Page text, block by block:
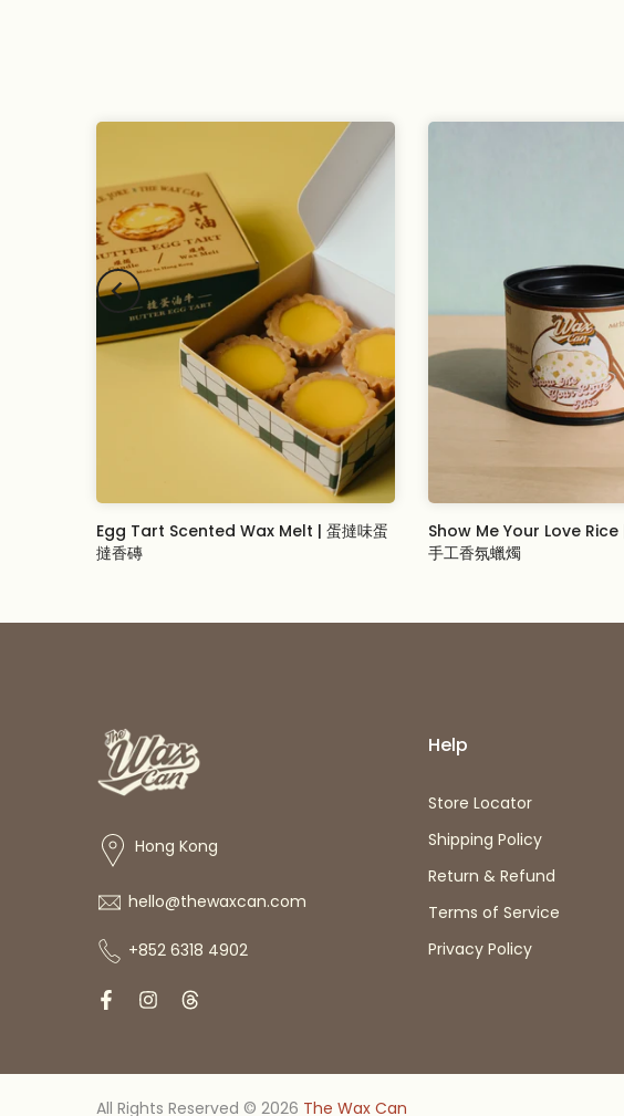
Egg Tart Scented Wax Melt | 蛋撻味蛋
撻香磚
Show Me Your Love Rice
手工香氛蠟燭
Hong Kong
hello@thewaxcan.com
+852 6318 4902
Help
Store Locator
Shipping Policy
Return & Refund
Terms of Service
Privacy Policy
All Rights Reserved © 2026 The Wax Can